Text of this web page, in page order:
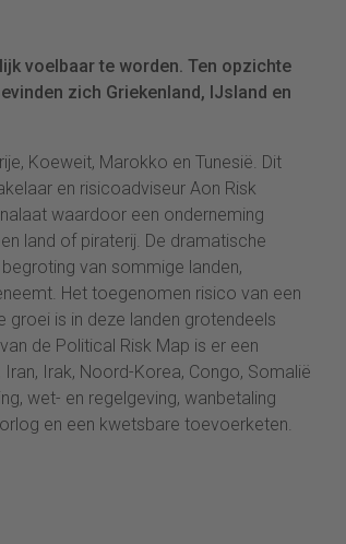
voelbaar te worden. Ten opzichte
zich Griekenland, IJsland en
Koeweit, Marokko en Tunesië. Dit
en risicoadviseur Aon Risk
waardoor een onderneming
land of piraterij. De dramatische
van sommige landen,
Het toegenomen risico van een
groei is in deze landen grotendeels
de Political Risk Map is er een
Irak, Noord-Korea, Congo, Somalië
wet- en regelgeving, wanbetaling
en een kwetsbare toevoerketen.